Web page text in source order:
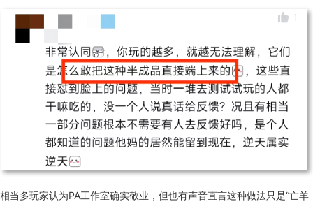
相当多玩家认为PA工作室确实敬业，但也有声音直言这种做法只是“亡羊